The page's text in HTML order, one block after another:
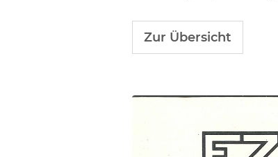
Zur Übersicht